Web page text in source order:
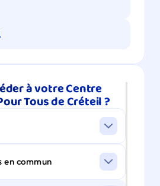
à votre Centre
Tous de Créteil ?
en commun